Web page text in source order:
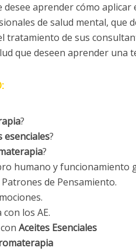
desee aprender cómo
de salud mental, que
tratamiento de sus
que deseen aprender
?
esenciales?
?
humano y funcionamiento
de Pensamiento.
los AE.
Aceites Esenciales